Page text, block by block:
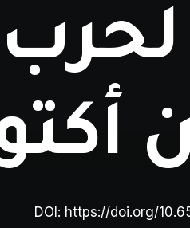
لحرب
DOI: https://doi.org/